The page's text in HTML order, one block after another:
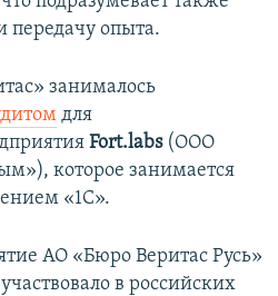
передачу опыта.
занималось
для
Fort.labs(ООО
которое занимается
«1С».
АО «Бюро Веритас Русь»
в российских